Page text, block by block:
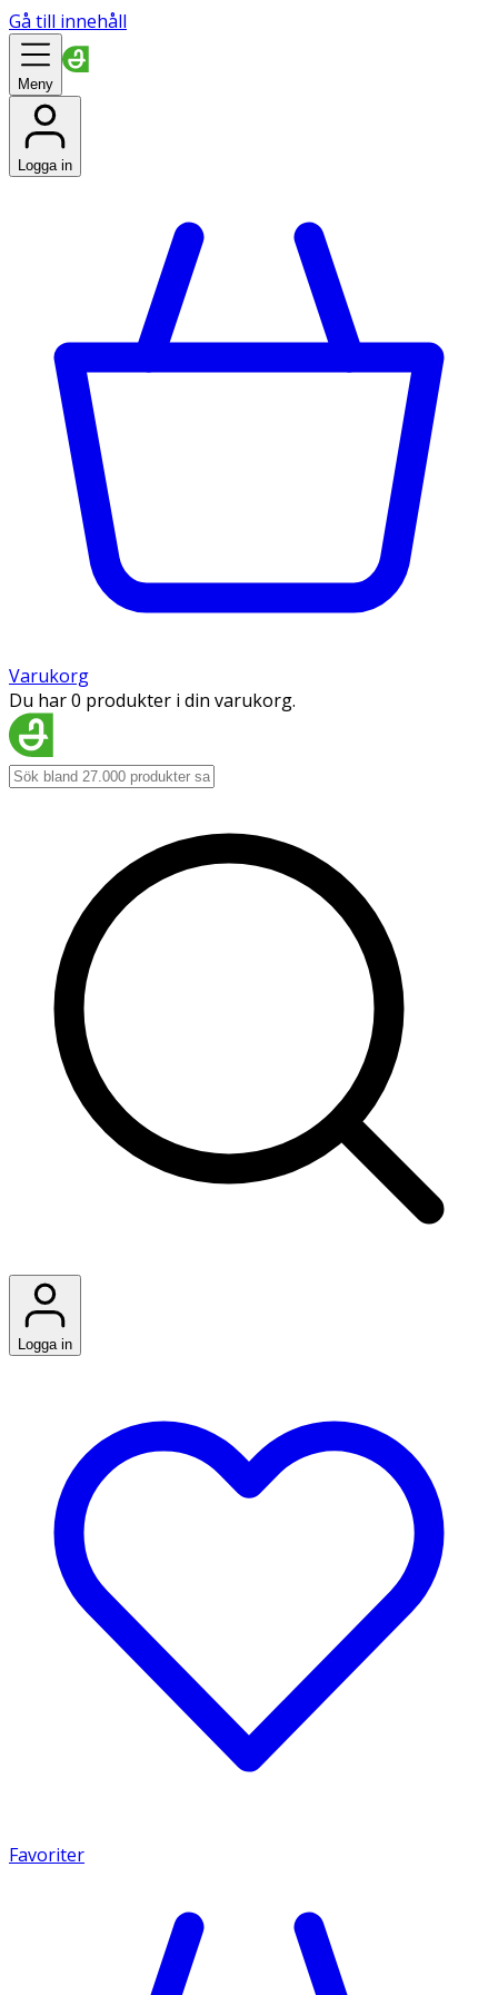
Gå till innehåll
Meny
Logga in
Varukorg
Du har 0 produkter i din varukorg.
Logga in
Favoriter